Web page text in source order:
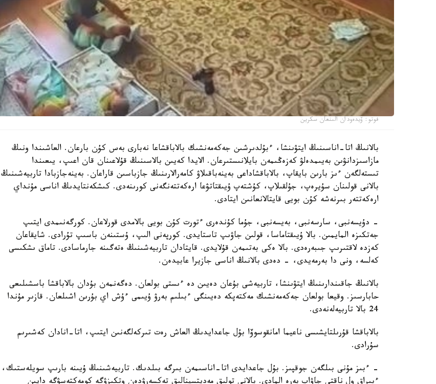
فوتو: ۆيدەودان الىنعان سكرين
بالانىڭ اتا-اناسىنىڭ ايتۋىنشا، ءبۇلدىرشىن جەكەمەنشىك بالاباقشاعا نەبارى بەس كۇن بارعان. العاشىندا ونىڭ
مازاسىزدانۋىن بەيىمدەلۋ كەزەڭىمەن بايلانىستىرعان. الايدا كەيىن بالاسىنىڭ قۇلاعىنان قان اعىپ، يىعىندا
تىستەلگەن ءىز بارىن بايقاپ، بالاباقشاداعى بەينەباقىلاۋ كامەرالارىنىڭ جازباسىن قاراعان. بەينەجازبادا تاربيەشىنىڭ
بالانى قولىنان سۇيرەپ، جۇلقىلاپ، كۇشتەپ ۇيىقتاتۋعا ارەكەتتەنگەنى كورىنەدى. كىشكەنتايدىڭ اناسى مۇنداي
ارەكەتتەر بىرنەشە كۇن بويى قايتالانعانىن ايتادى.
- دۇيسەنبى، سارسەنبى، بەيسەنبى، جۇما كۇندەرى ءتورت كۇن بويى بالامدى قورلاعان. كورگەنىمدى ايتىپ
جەتكىزە المايمىن. بالا ۇيىقتاماسا، قولىن جاۋىپ تاستايدى. كورپەنى الىپ، ۇستىنەن باسىپ تۇرادى. شايقاعان
كەزدە لاقتىرىپ جىبەرەدى. بالا ەكى بەتىمەن قۇلايدى. قايتادان تاربيەشىنىڭ ەتەگىنە جارماسادى. تاماق ىشكىسى
كەلسە، ونى دا بەرمەيدى، - دەدى بالانىڭ اناسى جازيرا عابيدەن.
بالانىڭ جاقىندارىنىڭ ايتۋىنشا، تاربيەشى بۇعان دەيىن دە ءىستى بولعان. دەگەنمەن بۇدان بالاباقشا باسشىلىعى
حابارسىز. وقيعا بولعان جەكەمەنشىك مەكتەپكە دەيىنگى ءبىلىم بەرۋ ۇيىمى ءۇش اي بۇرىن اشىلعان. قازىر مۇندا
24 بالا تاربيەلەنەدى.
بالاباقشا قۇرىلتايشىسى ناعيما امانقوسوۆا بۇل جاعدايدىڭ العاش رەت تىركەلگەنىن ايتىپ، اتا-انادان كەشىرىم
سۇرادى.
- ءبىز مۇنى بىلگەن جوقپىز. بۇل جاعدايدى اتا-اناسىمەن بىرگە بىلدىك. تاربيەشىنىڭ ۇيىنە بارىپ سويلەستىك،